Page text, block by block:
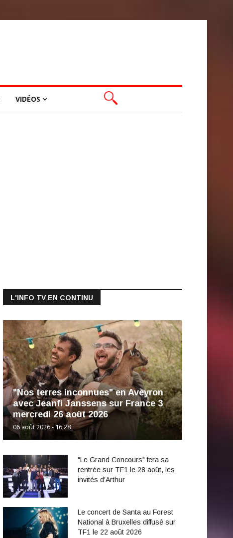
VIDÉOS
L'INFO TV EN CONTINU
"Nos terres inconnues" en Aveyron
avec Jeanfi Janssens sur France 3
mercredi 26 août 2026
06 août 2026 - 16:28
"Le Grand Concours" fera sa
rentrée sur TF1 le 28 août, les
invités d'Arthur
Le concert de Santa au Forest
National à Bruxelles diffusé sur
TF1 le 22 août 2026